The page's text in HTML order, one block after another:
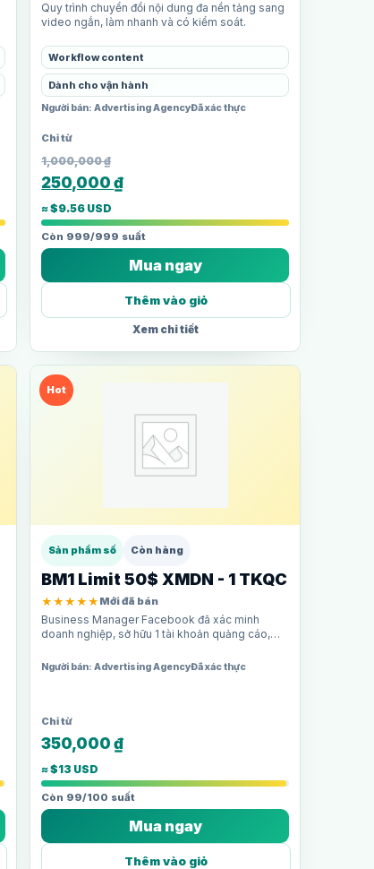
Quy trình chuyển đổi nội dung đa nền tảng sang
video ngắn, làm nhanh và có kiểm soát.
Workflow content
Dành cho vận hành
Người bán: Advertising AgencyĐã xác thực
1,000,000₫
250,000₫
≈ $9.56 USD
Còn 999/999 suất
Mua ngay
Thêm vào giỏ
Xem chi tiết
Hot
Sản phẩm số Còn hàng
BM1 Limit 50$ XMDN - 1 TKQC
★★★★★ Mới đã bán
Business Manager Facebook đã xác minh
doanh nghiệp, sở hữu 1 tài khoản quảng cáo,
mới bắt…
Người bán: Advertising AgencyĐã xác thực
350,000₫
≈ $13 USD
Còn 99/100 suất
Mua ngay
Thêm vào giỏ